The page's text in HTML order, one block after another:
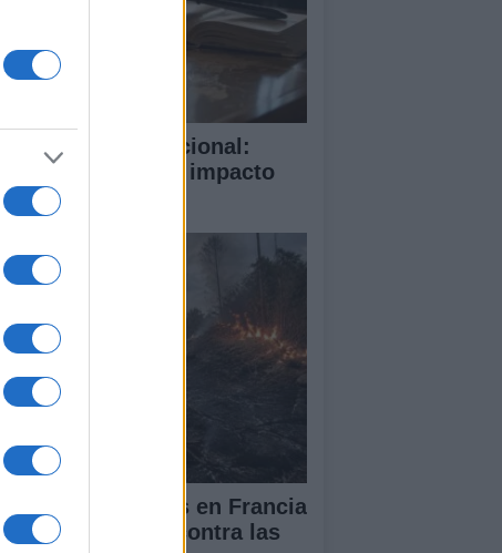
Penal Internacional:
funciona y su impacto
forestales en Francia
España: la lucha contra las